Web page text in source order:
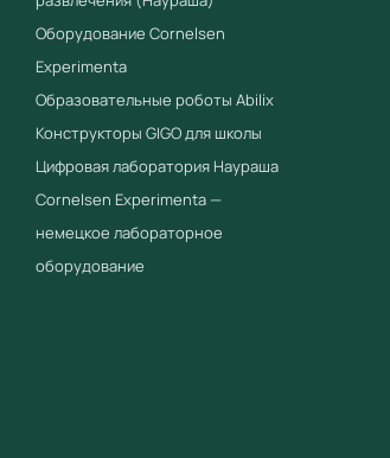
Оборудование Cornelsen
Experimenta
Образовательные роботы Abilix
Конструкторы GIGO для школы
Цифровая лаборатория Наураша
Cornelsen Experimenta —
немецкое лабораторное
оборудование